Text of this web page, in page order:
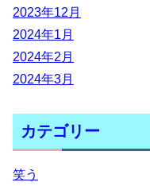
2023年12月
2024年1月
2024年2月
2024年3月
カテゴリー
笑う